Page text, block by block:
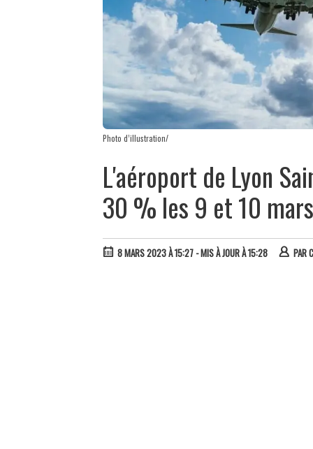
Photo d’illustration/
L'aéroport de Lyon
30 % les 9 et 10 mars
8 MARS 2023 À 15:27 - MIS À JOUR À 15:28 PAR